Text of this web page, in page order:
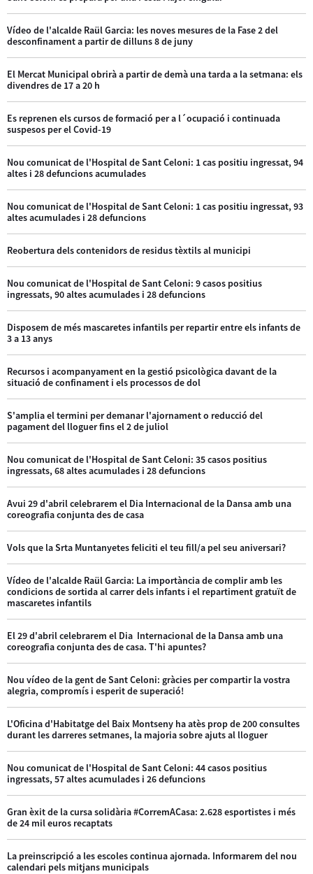
Vídeo de l'alcalde Raül Garcia: les noves mesures de la Fase 2 del
desconfinament a partir de dilluns 8 de juny
El Mercat Municipal obrirà a partir de demà una tarda a la setmana: els
divendres de 17 a 20 h
Es reprenen els cursos de formació per a l´ocupació i continuada
suspesos per el Covid-19
Nou comunicat de l'Hospital de Sant Celoni: 1 cas positiu ingressat, 94
altes i 28 defuncions acumulades
Nou comunicat de l'Hospital de Sant Celoni: 1 cas positiu ingressat, 93
altes acumulades i 28 defuncions
Reobertura dels contenidors de residus tèxtils al municipi
Nou comunicat de l'Hospital de Sant Celoni: 9 casos positius
ingressats, 90 altes acumulades i 28 defuncions
Disposem de més mascaretes infantils per repartir entre els infants de
3 a 13 anys
Recursos i acompanyament en la gestió psicològica davant de la
situació de confinament i els processos de dol
S'amplia el termini per demanar l'ajornament o reducció del
pagament del lloguer fins el 2 de juliol
Nou comunicat de l'Hospital de Sant Celoni: 35 casos positius
ingressats, 68 altes acumulades i 28 defuncions
Avui 29 d'abril celebrarem el Dia Internacional de la Dansa amb una
coreografia conjunta des de casa
Vols que la Srta Muntanyetes feliciti el teu fill/a pel seu aniversari?
Vídeo de l'alcalde Raül Garcia: La importància de complir amb les
condicions de sortida al carrer dels infants i el repartiment gratuït de
mascaretes infantils
El 29 d'abril celebrarem el Dia Internacional de la Dansa amb una
coreografia conjunta des de casa. T'hi apuntes?
Nou vídeo de la gent de Sant Celoni: gràcies per compartir la vostra
alegria, compromís i esperit de superació!
L'Oficina d'Habitatge del Baix Montseny ha atès prop de 200 consultes
durant les darreres setmanes, la majoria sobre ajuts al lloguer
Nou comunicat de l'Hospital de Sant Celoni: 44 casos positius
ingressats, 57 altes acumulades i 26 defuncions
Gran èxit de la cursa solidària #CorremACasa: 2.628 esportistes i més
de 24 mil euros recaptats
La preinscripció a les escoles continua ajornada. Informarem del nou
calendari pels mitjans municipals